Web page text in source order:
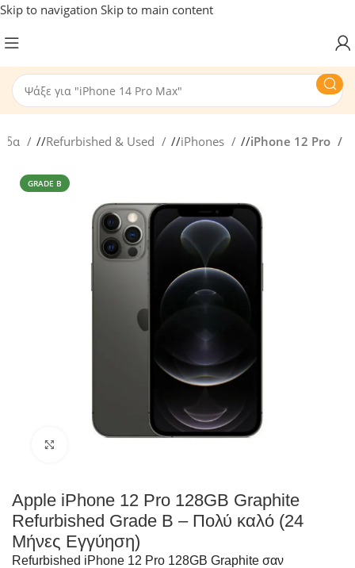
Skip to navigation Skip to main content
/ Refurbished & Used / iPhones / iPhone 12 Pro
GRADE B
Apple iPhone 12 Pro 128GB Graphite
Refurbished Grade B – Πολύ καλό (24
Μήνες Εγγύηση)
Refurbished iPhone 12 Pro 128GB Graphite σαν